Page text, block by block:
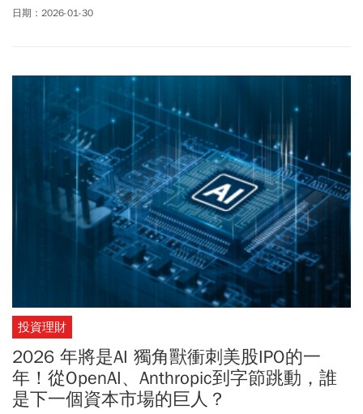
而，應對後疫情時代的溝通變革與 AI 浪潮，公司毅然啟動轉型，將
日期：2026-01-30
投資理財
2026 年將是AI 獨角獸衝刺美股IPO的一
年！從OpenAI、Anthropic到字節跳動，誰
是下一個資本市場的巨人？